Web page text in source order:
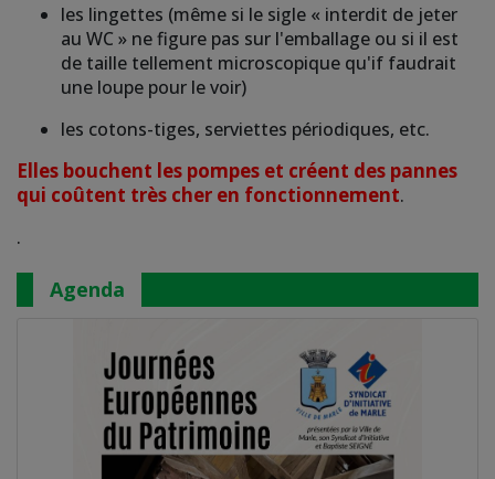
les lingettes (même si le sigle « interdit de jeter
au WC » ne figure pas sur l'emballage ou si il est
de taille tellement microscopique qu'if faudrait
une loupe pour le voir)
les cotons-tiges, serviettes périodiques, etc.
Elles bouchent les pompes et créent des pannes
qui coûtent très cher en fonctionnement.
.
Agenda